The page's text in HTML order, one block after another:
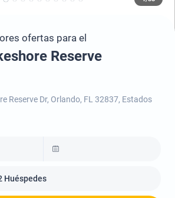
ofertas para el
Reserve
Reserve Dr, Orlando, FL 32837, Estados
Huéspedes